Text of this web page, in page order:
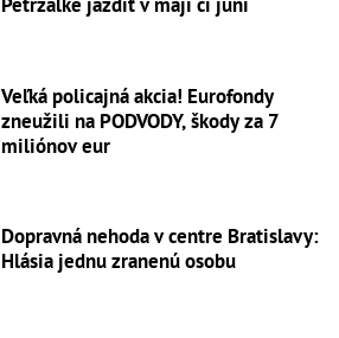
Petržalke jazdiť v máji či júni
Veľká policajná akcia! Eurofondy
zneužili na PODVODY, škody za 7
miliónov eur
Dopravná nehoda v centre Bratislavy:
Hlásia jednu zranenú osobu